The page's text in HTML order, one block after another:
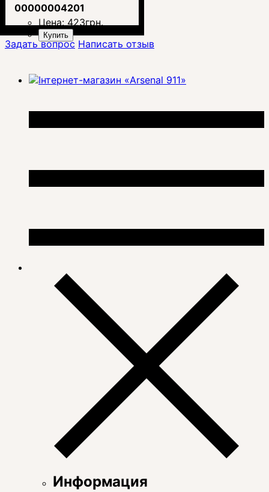
00000004201
Цена: 423грн.
Купить
Задать вопрос Написать отзыв
Информация